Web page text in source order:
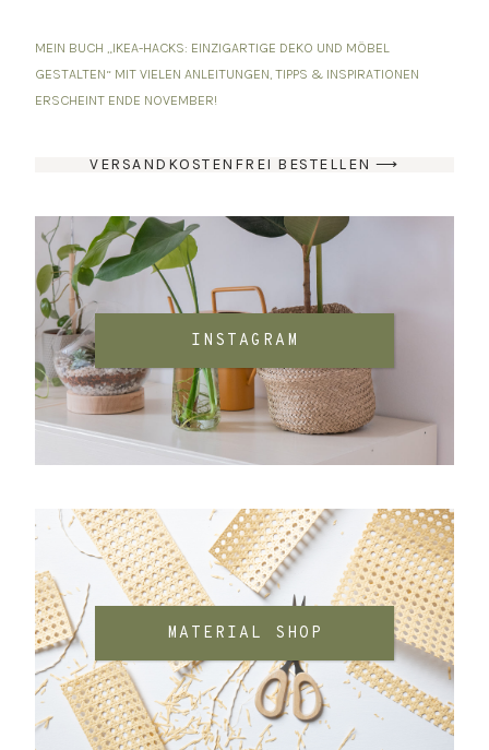
MEIN BUCH „IKEA-HACKS: EINZIGARTIGE DEKO UND MÖBEL
GESTALTEN“ MIT VIELEN ANLEITUNGEN, TIPPS & INSPIRATIONEN
ERSCHEINT ENDE NOVEMBER!
VERSANDKOSTENFREI BESTELLEN ⟶
INSTAGRAM
MATERIAL SHOP